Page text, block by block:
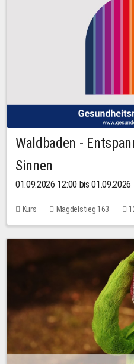
Waldbaden -
Sinnen
01.09.2026 12:00 bis 01.09.2026
Kurs Magdelstieg 163